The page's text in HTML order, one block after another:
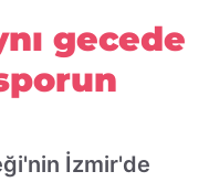
gecede
İzmir'de